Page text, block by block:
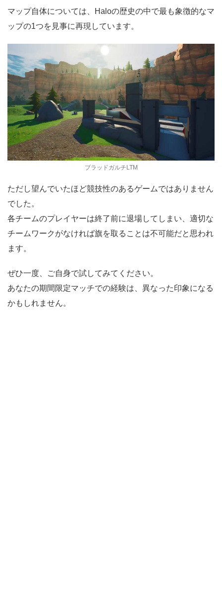
マップ自体については、Haloの歴史の中で最も象徴的なマ
ップの1つを見事に再現しています。
ブラッドガルチLTM
ただし望んでいたほど競技性のあるゲームではありません
でした。
各チームのプレイヤーは終了前に退場してしまい、適切な
チームワークがなければ旗を取ることは不可能だと思われ
ます。
ぜひ一度、ご自身で試してみてください。
あなたの期間限定マッチでの経験は、異なった印象になる
かもしれません。